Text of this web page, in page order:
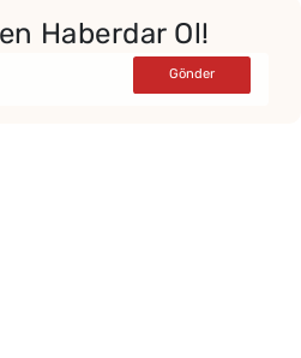
Haberdar Ol!